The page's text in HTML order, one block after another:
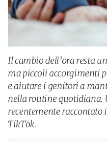
Il cambio dell’ora resta
ma piccoli accorgimenti
e aiutare i genitori a
nella routine quotidiana.
recentemente raccontato
TikTok.